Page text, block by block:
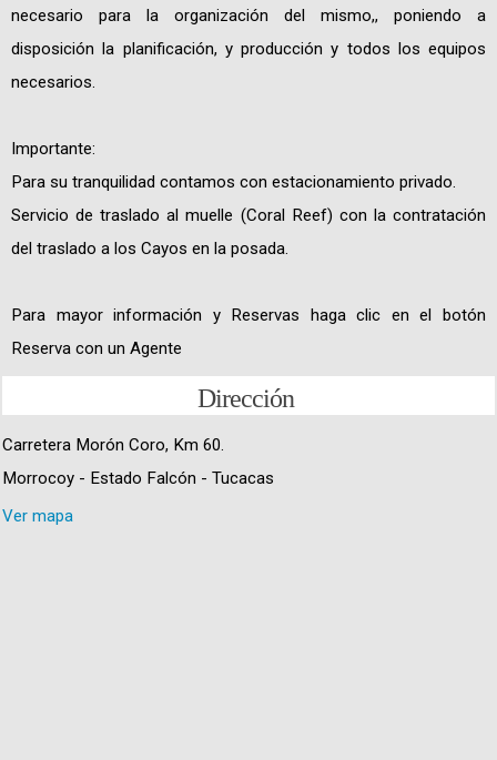
necesario para la organización del mismo,, poniendo a
disposición la planificación, y producción y todos los equipos
necesarios.
Importante:
Para su tranquilidad contamos con estacionamiento privado.
Servicio de traslado al muelle (Coral Reef) con la contratación
del traslado a los Cayos en la posada.
Para mayor información y Reservas haga clic en el botón
Reserva con un Agente
Dirección
Carretera Morón Coro, Km 60.
Morrocoy - Estado Falcón - Tucacas
Ver mapa